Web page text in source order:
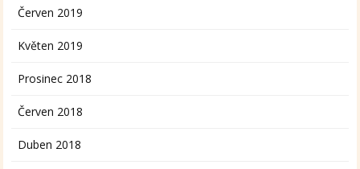
Červen 2019
Květen 2019
Prosinec 2018
Červen 2018
Duben 2018